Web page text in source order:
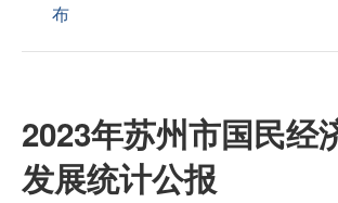
布
2023年苏州市国民经
发展统计公报